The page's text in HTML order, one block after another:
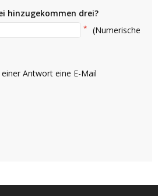
hinzugekommen drei?
*
(Numerische
Antwort eine E-Mail